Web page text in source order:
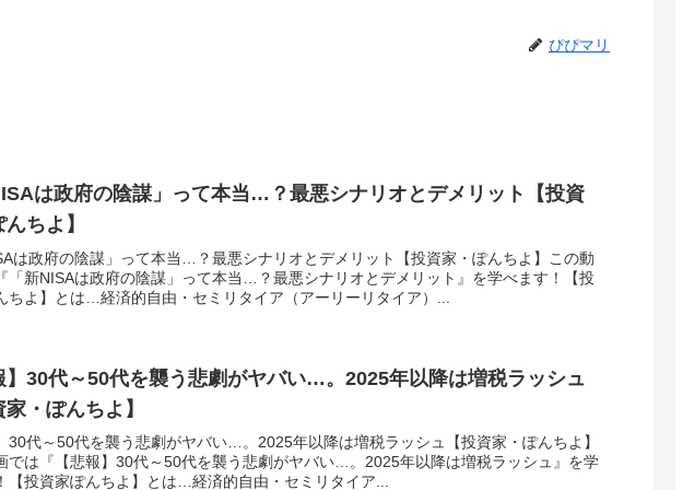
ぴぴマリ
は政府の陰謀」って本当…？最悪シナリオとデメリット【投資
ちよ】
は政府の陰謀」って本当…？最悪シナリオとデメリット【投資家・ぽんちよ】この動
「新NISAは政府の陰謀」って本当…？最悪シナリオとデメリット』を学べます！【投
ちよ】とは…経済的自由・セミリタイア（アーリーリタイア）...
】30代～50代を襲う悲劇がヤバい…。2025年以降は増税ラッシュ
家・ぽんちよ】
30代～50代を襲う悲劇がヤバい…。2025年以降は増税ラッシュ【投資家・ぽんちよ】
では『【悲報】30代～50代を襲う悲劇がヤバい…。2025年以降は増税ラッシュ』を学
【投資家ぽんちよ】とは…経済的自由・セミリタイア...